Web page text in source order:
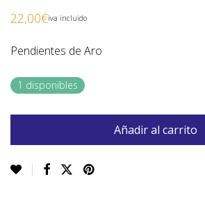
22,00€iva incluido
Pendientes de Aro
1 disponibles
Añadir al carrito